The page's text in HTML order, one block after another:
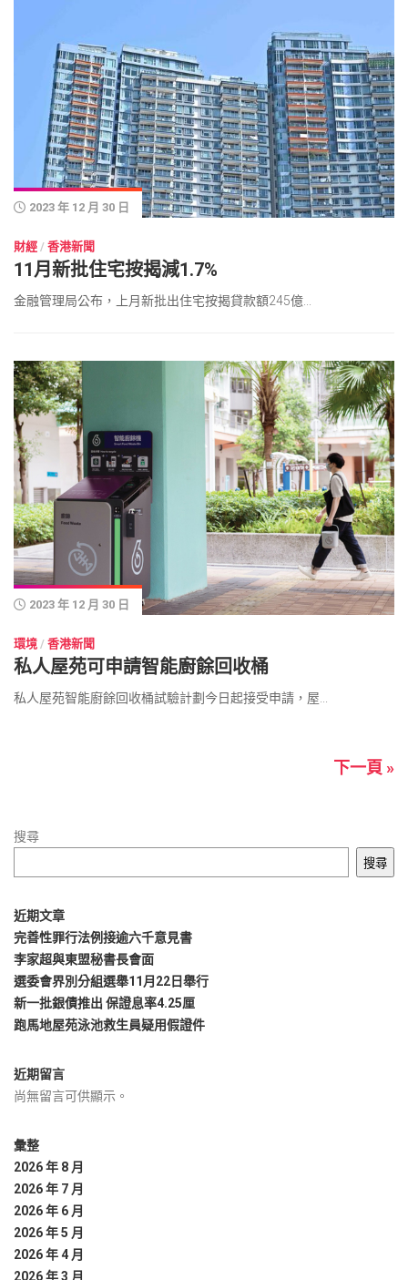
2023 年 12 月 30 日
財經 / 香港新聞
11月新批住宅按揭減1.7%
金融管理局公布，上月新批出住宅按揭貸款額245億...
2023 年 12 月 30 日
環境 / 香港新聞
私人屋苑可申請智能廚餘回收桶
私人屋苑智能廚餘回收桶試驗計劃今日起接受申請，屋...
下一頁 »
搜尋
搜尋
近期文章
完善性罪行法例接逾六千意見書
李家超與東盟秘書長會面
選委會界別分組選舉11月22日舉行
新一批銀債推出 保證息率4.25厘
跑馬地屋苑泳池救生員疑用假證件
近期留言
尚無留言可供顯示。
彙整
2026 年 8 月
2026 年 7 月
2026 年 6 月
2026 年 5 月
2026 年 4 月
2026 年 3 月